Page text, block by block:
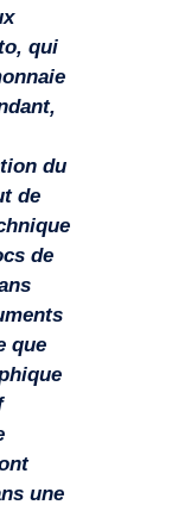
qui
du
de
de
que
une